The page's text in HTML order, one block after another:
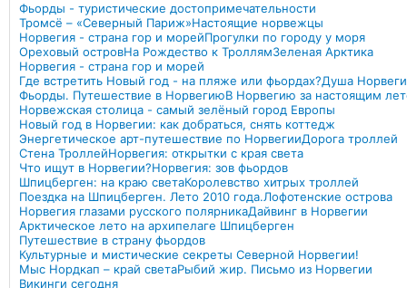
Фьорды - туристические достопримечательности
Тромсё – «Северный Париж»Настоящие норвежцы
Норвегия - страна гор и морейПрогулки по городу у моря
Ореховый островНа Рождество к ТроллямЗеленая Арктика
Норвегия - страна гор и морей
Где встретить Новый год - на пляже или фьордах?Душа
Фьорды. Путешествие в НорвегиюВ Норвегию за настоящим
Норвежская столица - самый зелёный город Европы
Новый год в Норвегии: как добраться, снять коттедж
Энергетическое арт-путешествие по НорвегииДорога троллей
Стена ТроллейНорвегия: открытки с края света
Что ищут в Норвегии?Норвегия: зов фьордов
Шпицберген: на краю светаКоролевство хитрых троллей
Поездка на Шпицберген. Лето 2010 года.Лофотенские острова
Норвегия глазами русского полярникаДайвинг в Норвегии
Арктическое лето на архипелаге Шпицберген
Путешествие в страну фьордов
Культурные и мистические секреты Северной Норвегии!
Мыс Нордкап – край светаРыбий жир. Письмо из Норвегии
Викинги сегодня